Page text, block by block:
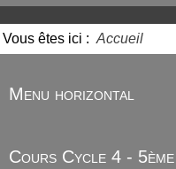
Vous êtes ici :Accueil
Menu horizontal
Cours Cycle 4 - 5ème